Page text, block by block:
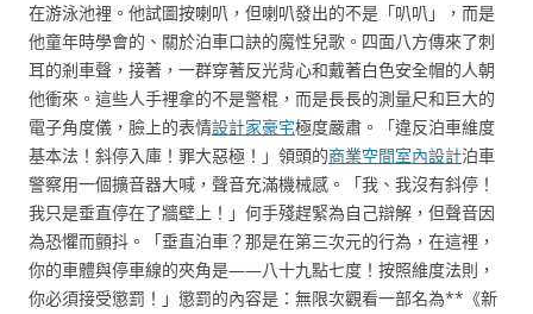
在游泳池裡。他試圖按喇叭，但喇叭發出的不是「叭叭」，而是
他童年時學會的、關於泊車口訣的魔性兒歌。四面八方傳來了刺
耳的剎車聲，接著，一群穿著反光背心和戴著白色安全帽的人朝
他衝來。這些人手裡拿的不是警棍，而是長長的測量尺和巨大的
電子角度儀，臉上的表情設計家豪宅極度嚴肅。「違反泊車維度
基本法！斜停入庫！罪大惡極！」領頭的商業空間室內設計泊車
警察用一個擴音器大喊，聲音充滿機械感。「我、我沒有斜停！
我只是垂直停在了牆壁上！」何手殘趕緊為自己辯解，但聲音因
為恐懼而顫抖。「垂直泊車？那是在第三次元的行為，在這裡，
你的車體與停車線的夾角是——八十九點七度！按照維度法則，
你必須接受懲罰！」懲罰的內容是：無限次觀看一部名為**《新